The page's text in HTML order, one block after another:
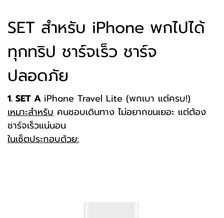
SET สำหรับ iPhone พกไปได้
ทุกทริป ชาร์จเร็ว ชาร์จ
ปลอดภัย
1. SET A iPhone Travel Lite (พกเบา แต่ครบ!)
เหมาะสำหรับ คนชอบเดินทาง ไม่อยากขนเยอะ แต่ต้อง
ชาร์จเร็วแน่นอน
ในเซ็ตประกอบด้วย: